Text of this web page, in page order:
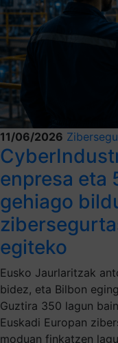
11/06/2026
enpresa eta
gehiago
egiteko
Eusko Jaurlaritzak
bidez, eta Bilbon
Guztira 350 lagun
Euskadi Europan
moduan finkatzen